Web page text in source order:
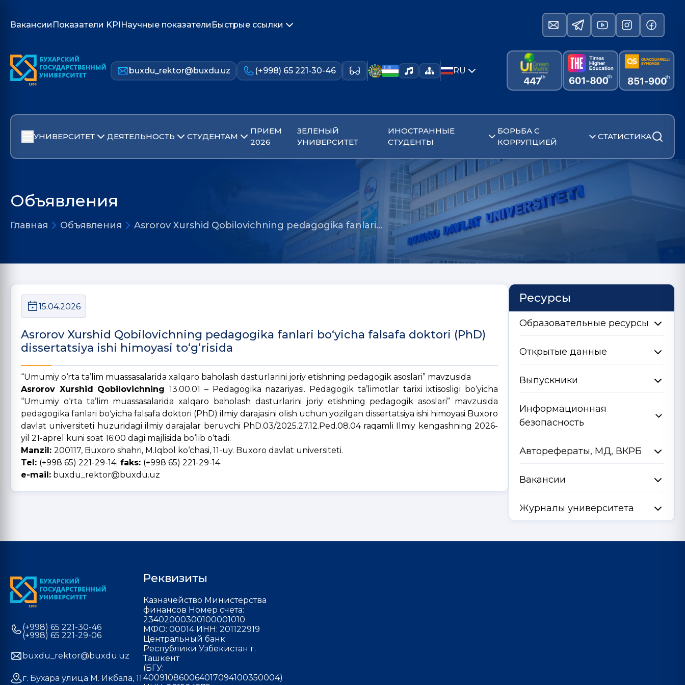
Вакансии Показатели KPIНаучные показатели Быстрые ссылки
buxdu_rektor@buxdu.uz (+998) 65 221-30-46 RU
УНИВЕРСИТЕТ ДЕЯТЕЛЬНОСТЬ СТУДЕНТАМ
ПРИЕМ
2026
ЗЕЛЕНЫЙ
УНИВЕРСИТЕТ
ИНОСТРАННЫЕ
СТУДЕНТЫ
БОРЬБА С
КОРРУПЦИЕЙ
СТАТИСТИКА
Объявления
Главная Объявления Asrorov Xurshid Qobilovichning pedagogika fanlari…
15.04.2026
Asrorov Xurshid Qobilovichning pedagogika fanlari bo‘yicha falsafa doktori (PhD)
dissertatsiya ishi himoyasi to‘g‘risida
“Umumiy o‘rta ta’lim muassasalarida xalqaro baholash dasturlarini joriy etishning pedagogik asoslari” mavzusida
Asrorov Xurshid Qobilovichning13.00.01 – Pedagogika nazariyasi. Pedagogik ta’limotlar tarixi ixtisosligi bo‘yicha
“Umumiy o‘rta ta’lim muassasalarida xalqaro baholash dasturlarini joriy etishning pedagogik asoslari” mavzusida
pedagogika fanlari bo‘yicha falsafa doktori (PhD) ilmiy darajasini olish uchun yozilgan dissertatsiya ishi himoyasi Buxoro
davlat universiteti huzuridagi ilmiy darajalar beruvchi PhD.03/2025.27.12.Ped.08.04 raqamli Ilmiy kengashning 2026-
yil 21-aprel kuni soat 16:00 dagi majlisida bo‘lib o‘tadi.
Manzil: 200117, Buxoro shahri, M.Iqbol ko‘chasi, 11-uy. Buxoro davlat universiteti.
Tel: (+998 65) 221-29-14; faks: (+998 65) 221-29-14
e-mail: buxdu_rektor@buxdu.uz
Ресурсы
Образовательные ресурсы
Открытые данные
Выпускники
Информационная
безопасность
Авторефераты, МД, ВКРБ
Вакансии
Журналы университета
(+998) 65 221-30-46
(+998) 65 221-29-06
buxdu_rektor@buxdu.uz
г. Бухара улица М. Икбала, 11
Реквизиты
Казначейство Министерства
финансов Номер счета:
23402000300100001010
МФО: 00014 ИНН: 201122919
Центральный банк
Республики Узбекистан г.
Ташкент
(БГУ:
400910860064017094100350004)